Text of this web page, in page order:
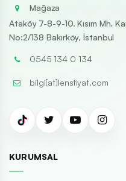
Mağaza
Ataköy 7-8-9-10. Kısım Mh.
No:2/138 Bakırköy, İstanbul
0545 134 0 134
bilgi[at]lensfiyat.com
KURUMSAL